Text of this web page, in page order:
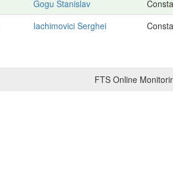
Gogu Stanislav
Iachimovici Serghei
FTS Online